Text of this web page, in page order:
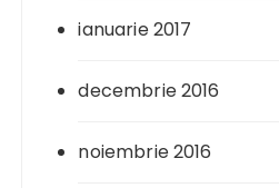
ianuarie 2017
decembrie 2016
noiembrie 2016